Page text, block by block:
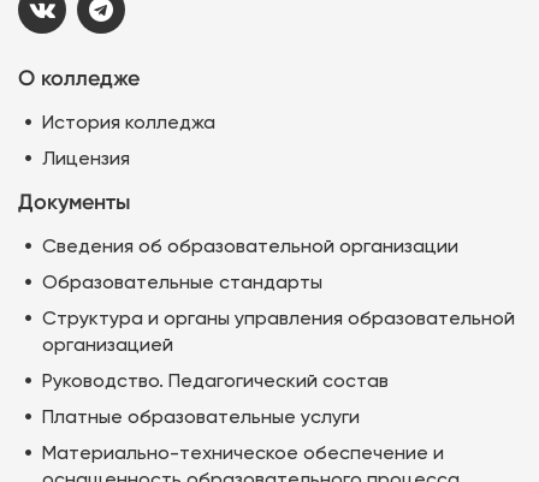
О колледже
История колледжа
Лицензия
Документы
Сведения об образовательной организации
Образовательные стандарты
Структура и органы управления образовательной
организацией
Руководство. Педагогический состав
Платные образовательные услуги
Материально-техническое обеспечение и